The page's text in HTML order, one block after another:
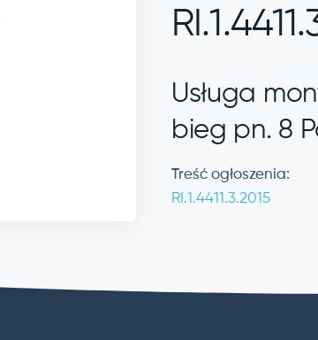
Usługa
bieg pn. 8
Treść ogłoszenia:
RI.1.4411.3.2015